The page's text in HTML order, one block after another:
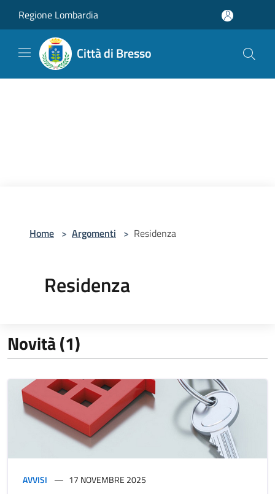
Regione Lombardia
Città di Bresso
Home > Argomenti > Residenza
Residenza
Novità (1)
AVVISI 17 NOVEMBRE 2025